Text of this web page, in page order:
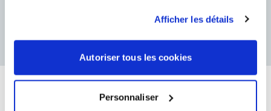
Afficher les détails
Autoriser tous les cookies
Personnaliser
produit et son élimination, sa valorisation ou son recyclage,